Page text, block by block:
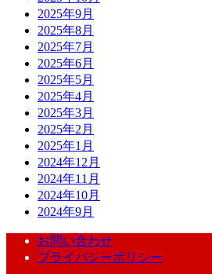
2025年9月
2025年8月
2025年7月
2025年6月
2025年5月
2025年4月
2025年3月
2025年2月
2025年1月
2024年12月
2024年11月
2024年10月
2024年9月
お問い合わせ
プライバシーポリシー